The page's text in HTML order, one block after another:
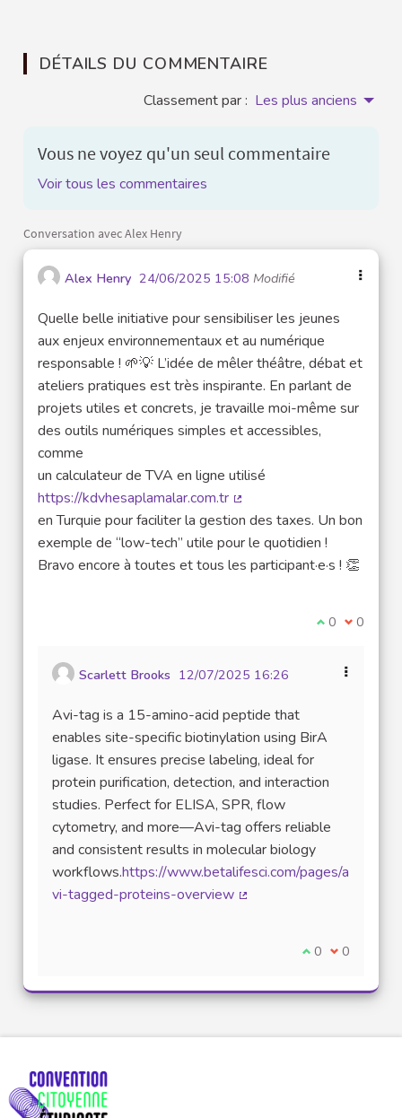
DÉTAILS DU COMMENTAIRE
Classement par : Les plus anciens
Vous ne voyez qu'un seul commentaire
Voir tous les commentaires
Conversation avec Alex Henry
Alex Henry 24/06/2025 15:08 Modifié
Quelle belle initiative pour sensibiliser les jeunes
aux enjeux environnementaux et au numérique
responsable ! 🌱💡 L’idée de mêler théâtre, débat et
ateliers pratiques est très inspirante. En parlant de
projets utiles et concrets, je travaille moi-même sur
des outils numériques simples et accessibles,
comme
un calculateur de TVA en ligne utilisé
https://kdvhesaplamalar.com.tr
(Lien externe)
en Turquie pour faciliter la gestion des taxes. Un bon
exemple de “low-tech” utile pour le quotidien !
Bravo encore à toutes et tous les participant·e·s ! 👏
Je suis
0 Je ne
0
Scarlett Brooks 12/07/2025 16:26
Avi-tag is a 15-amino-acid peptide that
enables site-specific biotinylation using BirA
ligase. It ensures precise labeling, ideal for
protein purification, detection, and interaction
studies. Perfect for ELISA, SPR, flow
cytometry, and more—Avi-tag offers reliable
and consistent results in molecular biology
workflows.https://www.betalifesci.com/pages/a
vi-tagged-proteins-overview
Je suis d'accord
0 Je ne suis
0